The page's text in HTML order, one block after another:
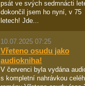
psát ve svých sedmnácti
dokončil jsem ho nyní, v 75
letech! Jde...
10.07.2025 07:25
Vřeteno osudu jako
audiokniha!
V červenci byla vydána
s kompletní nahrávkou